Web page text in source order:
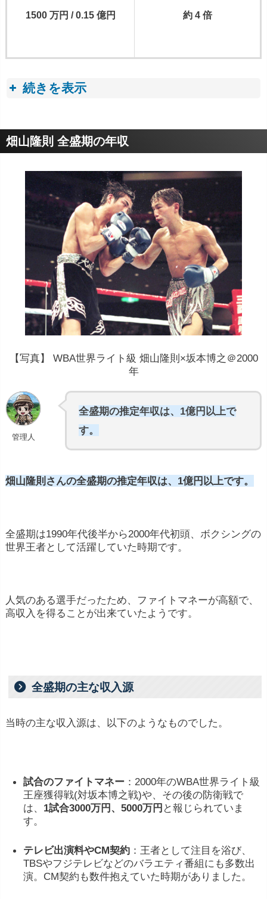
1500 万円 / 0.15 億円 約 4 倍
続きを表示
収入トピック
■ プロボクサーの平均年収
プロボクサーの平均年収は非常に幅があります。一
般的には数百万円から千万円程度と言われていま
す。
初心者や下位ランクのボクサーは年収が低い傾向
す
畑山隆則 全盛期の年収
【写真】 WBA世界ライト級 畑山隆則×坂本博之＠2000
年
管理人
全盛期の推定年収は、1億円以上で
す。
畑山隆則さんの全盛期の推定年収は、1億円以上です。
全盛期は1990年代後半から2000年代初頭、ボクシングの
世界王者として活躍していた時期です。
人気のある選手だったため、ファイトマネーが高額で、
高収入を得ることが出来ていたようです。
全盛期の主な収入源
当時の主な収入源は、以下のようなものでした。
試合のファイト マネー ：2000年のWBA世界ライト 級
王座獲得戦(対坂本博之戦)や、 その後の防衛戦で
は、 1試合3000万円、5000万円 と報 じ られていま
す。
テレビ出演料やCM契約 ： 王者として注目 を浴び、
TBSやフジテレビなどのバラエティ番組に も多数出
演。CM契約も数件抱えていた時期がありました。